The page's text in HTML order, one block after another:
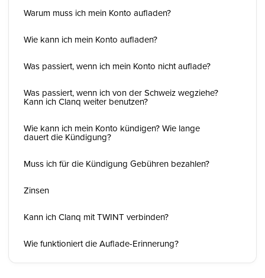
Warum muss ich mein Konto aufladen?
Wie kann ich mein Konto aufladen?
Was passiert, wenn ich mein Konto nicht auflade?
Was passiert, wenn ich von der Schweiz wegziehe?
Kann ich Clanq weiter benutzen?
Wie kann ich mein Konto kündigen? Wie lange
dauert die Kündigung?
Muss ich für die Kündigung Gebühren bezahlen?
Zinsen
Kann ich Clanq mit TWINT verbinden?
Wie funktioniert die Auflade-Erinnerung?